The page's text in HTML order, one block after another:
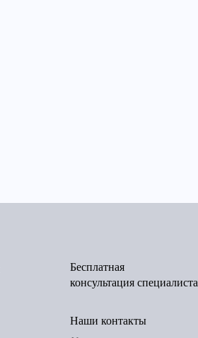
Бесплатная
консультация специалиста
Наши контакты